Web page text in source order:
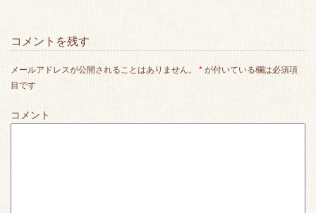
コメントを残す
メールアドレスが公開されることはありません。 * が付いている欄は必須項
目です
コメント